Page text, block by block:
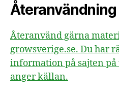
Återanvändning
Återanvänd gärna
growsverige.se. Du har
information på sajten
anger källan.